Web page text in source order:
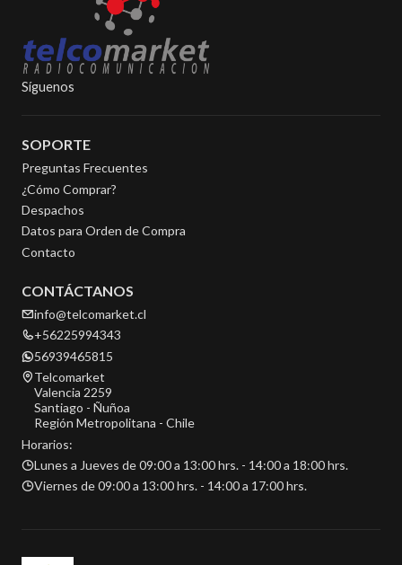
Síguenos
SOPORTE
Preguntas Frecuentes
¿Cómo Comprar?
Despachos
Datos para Orden de Compra
Contacto
CONTÁCTANOS
info@telcomarket.cl
+56225994343
56939465815
Telcomarket
Valencia 2259
Santiago - Ñuñoa
Región Metropolitana - Chile
Horarios:
Lunes a Jueves de 09:00 a 13:00 hrs. - 14:00 a 18:00 hrs.
Viernes de 09:00 a 13:00 hrs. - 14:00 a 17:00 hrs.